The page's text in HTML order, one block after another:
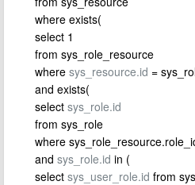
where exists(
select 1
from sys_role_resource
where sys_resource.id =
and exists(
select sys_role.id
from sys_role
where
and sys_role.id in (
select sys_user_role.id from